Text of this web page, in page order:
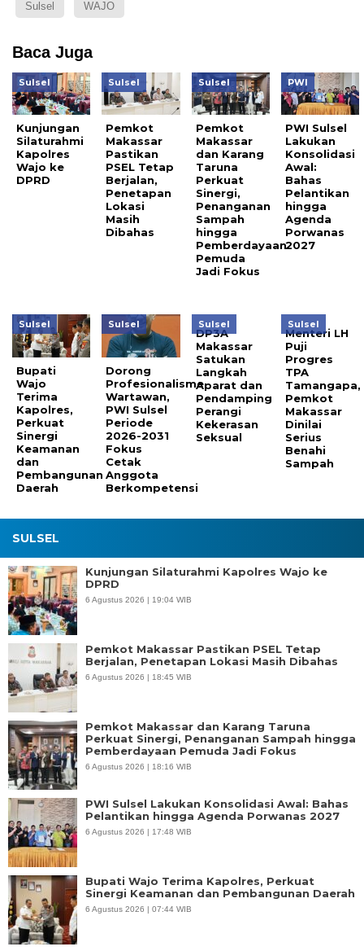
Sulsel WAJO
Baca Juga
Sulsel
Kunjungan
Silaturahmi
Kapolres
Wajo ke
DPRD
Sulsel
Pemkot
Makassar
Pastikan
PSEL Tetap
Berjalan,
Penetapan
Lokasi
Masih
Dibahas
Sulsel
Pemkot
Makassar
dan Karang
Taruna
Perkuat
Sinergi,
Penanganan
Sampah
hingga
Pemberdayaan
Pemuda
Jadi Fokus
PWI
PWI Sulsel
Lakukan
Konsolidasi
Awal:
Bahas
Pelantikan
hingga
Agenda
Porwanas
2027
Sulsel
Bupati
Wajo
Terima
Kapolres,
Perkuat
Sinergi
Keamanan
dan
Pembangunan
Daerah
Sulsel
Dorong
Profesionalisme
Wartawan,
PWI Sulsel
Periode
2026-2031
Fokus
Cetak
Anggota
Berkompetensi
Sulsel
DP3A
Makassar
Satukan
Langkah
Aparat dan
Pendamping
Perangi
Kekerasan
Seksual
Sulsel
Menteri LH
Puji
Progres
TPA
Tamangapa,
Pemkot
Makassar
Dinilai
Serius
Benahi
Sampah
SULSEL
Kunjungan Silaturahmi Kapolres Wajo ke
DPRD
6 Agustus 2026 | 19:04 WIB
Pemkot Makassar Pastikan PSEL Tetap
Berjalan, Penetapan Lokasi Masih Dibahas
6 Agustus 2026 | 18:45 WIB
Pemkot Makassar dan Karang Taruna
Perkuat Sinergi, Penanganan Sampah hingga
Pemberdayaan Pemuda Jadi Fokus
6 Agustus 2026 | 18:16 WIB
PWI Sulsel Lakukan Konsolidasi Awal: Bahas
Pelantikan hingga Agenda Porwanas 2027
6 Agustus 2026 | 17:48 WIB
Bupati Wajo Terima Kapolres, Perkuat
Sinergi Keamanan dan Pembangunan Daerah
6 Agustus 2026 | 07:44 WIB